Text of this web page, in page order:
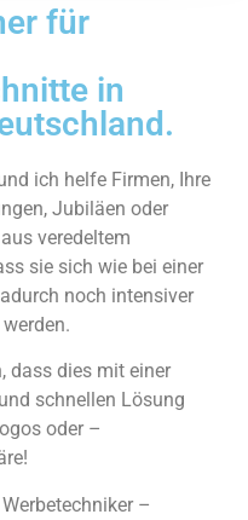
für
in
ich helfe Firmen, Ihre
Jubiläen oder
veredeltem
sie sich wie bei einer
noch intensiver
dass dies mit einer
schnellen Lösung
oder –
–